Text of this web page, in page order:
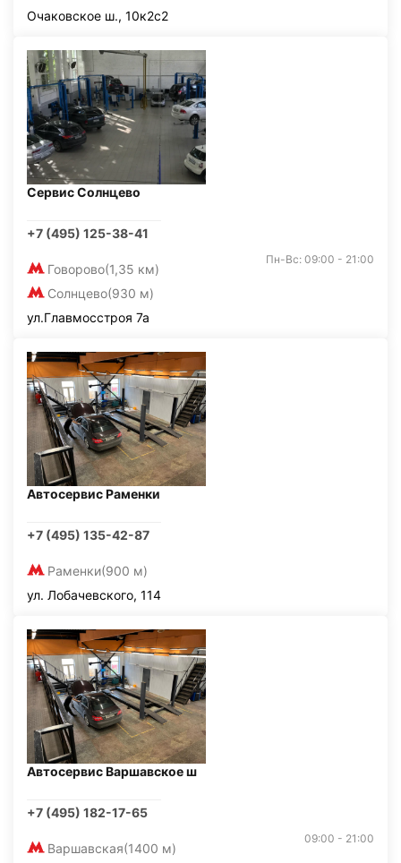
Очаковское ш., 10к2с2
Сервис Солнцево
+7 (495) 125-38-41
Говорово(1,35 км)
Солнцево(930 м)
Пн-Вс: 09:00 - 21:00
ул.Главмосстроя 7а
Автосервис Раменки
+7 (495) 135-42-87
Раменки(900 м)
ул. Лобачевского, 114
Автосервис Варшавское ш
+7 (495) 182-17-65
Варшавская(1400 м)
09:00 - 21:00